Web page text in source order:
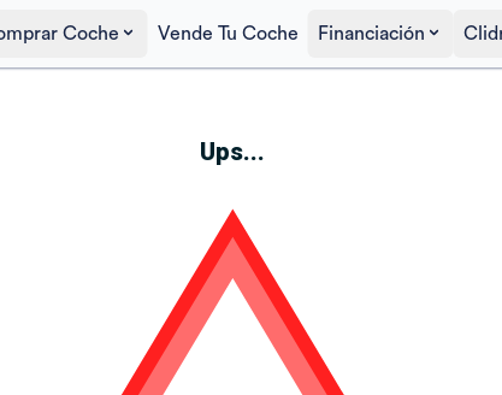
Coche Vende Tu Coche Financiación
Ups...